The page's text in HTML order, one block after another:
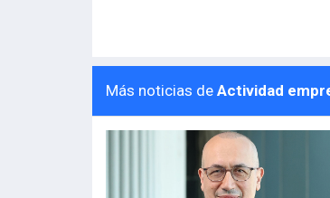
Más noticias de Actividad